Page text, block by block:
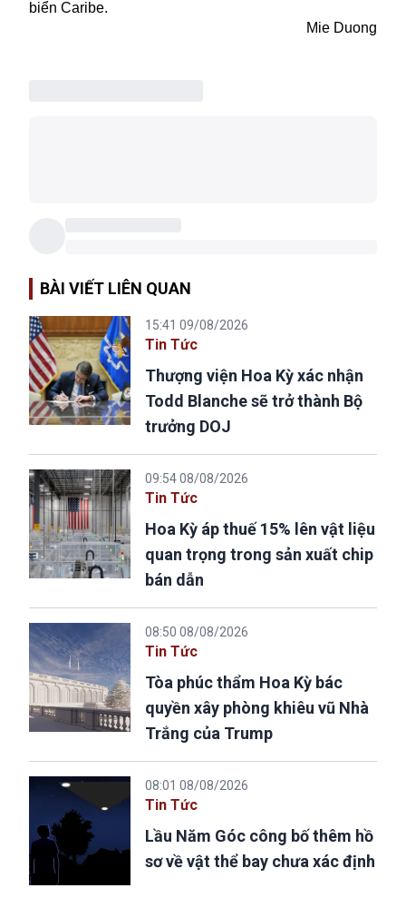
biển Caribe.
Mie Duong
BÀI VIẾT LIÊN QUAN
15:41 09/08/2026
Tin Tức
Thượng viện Hoa Kỳ xác nhận
Todd Blanche sẽ trở thành Bộ
trưởng DOJ
09:54 08/08/2026
Tin Tức
Hoa Kỳ áp thuế 15% lên vật liệu
quan trọng trong sản xuất chip
bán dẫn
08:50 08/08/2026
Tin Tức
Tòa phúc thẩm Hoa Kỳ bác
quyền xây phòng khiêu vũ Nhà
Trắng của Trump
08:01 08/08/2026
Tin Tức
Lầu Năm Góc công bố thêm hồ
sơ về vật thể bay chưa xác định